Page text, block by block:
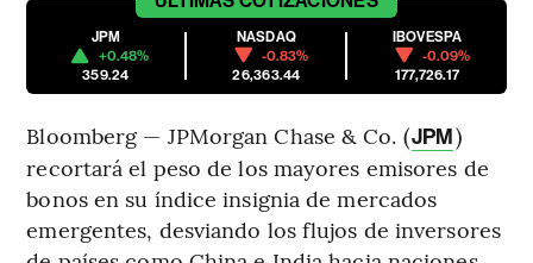
JPM
+0.48%
359.24
NASDAQ
-0.83%
26,363.44
IBOVESPA
-0.09%
177,726.17
Bloomberg — JPMorgan Chase & Co. (JPM)
recortará el peso de los mayores emisores de
bonos en su índice insignia de mercados
emergentes, desviando los flujos de inversores